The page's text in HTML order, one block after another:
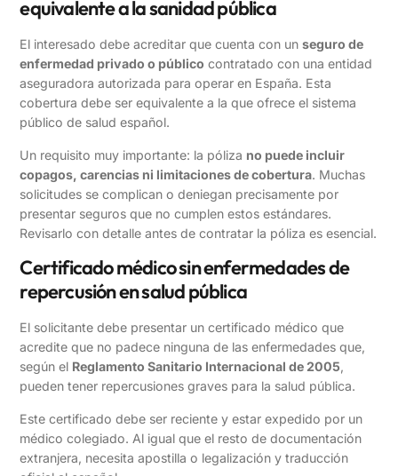
equivalente a la sanidad pública
El interesado debe acreditar que cuenta con unseguro de
enfermedad privado o público contratado con una entidad
aseguradora autorizada para operar en España. Esta
cobertura debe ser equivalente a la que ofrece el sistema
público de salud español.
Un requisito muy importante: la póliza no puede incluir
copagos, carencias ni limitaciones de cobertura. Muchas
solicitudes se complican o deniegan precisamente por
presentar seguros que no cumplen estos estándares.
Revisarlo con detalle antes de contratar la póliza es esencial.
Certificado médico sin enfermedades de
repercusión en salud pública
El solicitante debe presentar un certificado médico que
acredite que no padece ninguna de las enfermedades que,
según el Reglamento Sanitario Internacional de 2005,
pueden tener repercusiones graves para la salud pública.
Este certificado debe ser reciente y estar expedido por un
médico colegiado. Al igual que el resto de documentación
extranjera, necesita apostilla o legalización y traducción